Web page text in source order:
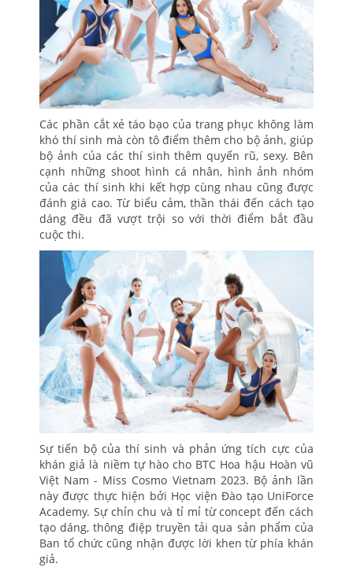
Các phần cắt xẻ táo bạo của trang phục không làm
khó thí sinh mà còn tô điểm thêm cho bộ ảnh, giúp
bộ ảnh của các thí sinh thêm quyến rũ, sexy. Bên
cạnh những shoot hình cá nhân, hình ảnh nhóm
của các thí sinh khi kết hợp cùng nhau cũng được
đánh giá cao. Từ biểu cảm, thần thái đến cách tạo
dáng đều đã vượt trội so với thời điểm bắt đầu
cuộc thi.
Sự tiến bộ của thí sinh và phản ứng tích cực của
khán giả là niềm tự hào cho BTC Hoa hậu Hoàn vũ
Việt Nam - Miss Cosmo Vietnam 2023. Bộ ảnh lần
này được thực hiện bởi Học viện Đào tạo UniForce
Academy. Sự chỉn chu và tỉ mỉ từ concept đến cách
tạo dáng, thông điệp truyền tải qua sản phẩm của
Ban tổ chức cũng nhận được lời khen từ phía khán
giả.